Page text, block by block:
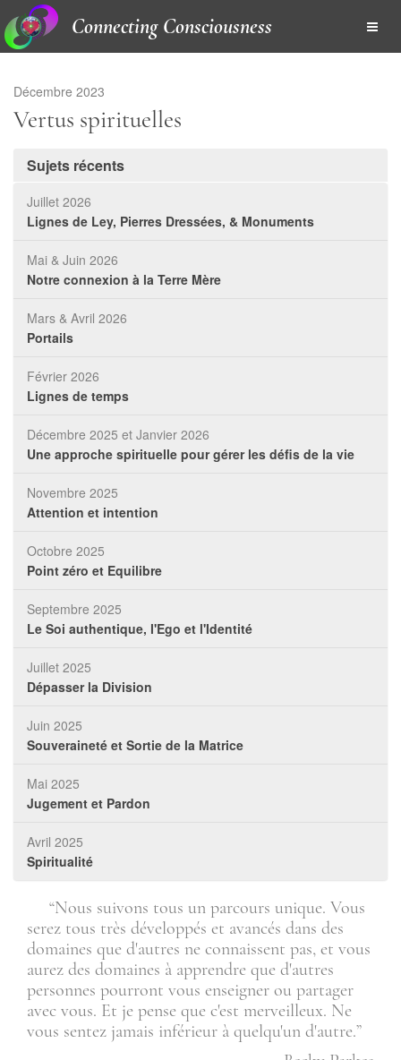
Connecting Consciousness
Décembre 2023
Vertus spirituelles
Sujets récents
Juillet 2026
Lignes de Ley, Pierres Dressées, & Monuments
Mai & Juin 2026
Notre connexion à la Terre Mère
Mars & Avril 2026
Portails
Février 2026
Lignes de temps
Décembre 2025 et Janvier 2026
Une approche spirituelle pour gérer les défis de la vie
Novembre 2025
Attention et intention
Octobre 2025
Point zéro et Equilibre
Septembre 2025
Le Soi authentique, l'Ego et l'Identité
Juillet 2025
Dépasser la Division
Juin 2025
Souveraineté et Sortie de la Matrice
Mai 2025
Jugement et Pardon
Avril 2025
Spiritualité
“Nous suivons tous un parcours unique. Vous
serez tous très développés et avancés dans des
domaines que d'autres ne connaissent pas, et vous
aurez des domaines à apprendre que d'autres
personnes pourront vous enseigner ou partager
avec vous. Et je pense que c'est merveilleux. Ne
vous sentez jamais inférieur à quelqu'un d'autre.”